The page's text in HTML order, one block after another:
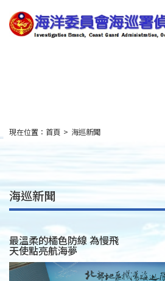
到
主
要
:::
現在位置： 首頁 > 海巡新聞
海巡新聞
最溫柔的橘色防線 為慢飛
天使點亮航海夢